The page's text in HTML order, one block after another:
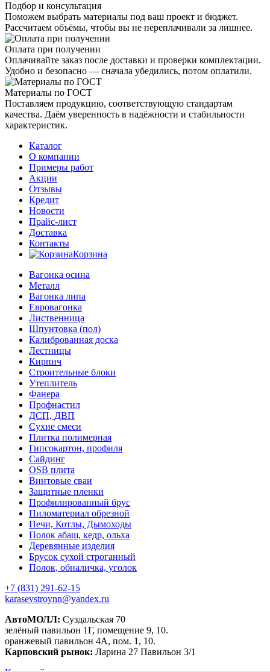
Подбор и консультация
Поможем выбрать материалы под ваш проект и бюджет.
Рассчитаем объёмы, чтобы вы не переплачивали за лишнее.
Оплата при получении
Оплачивайте заказ после доставки и проверки комплектации.
Удобно и безопасно — сначала убедились, потом оплатили.
Материалы по ГОСТ
Поставляем продукцию, соответствующую стандартам
качества. Даём уверенность в надёжности и стабильности
характеристик.
Каталог
О компании
Примеры работ
Акции
Отзывы
Кредит
Новости
Прайс-лист
Доставка
Контакты
Корзина
Вагонка осина
Металл
Вагонка липа
Евровагонка
Лиственница
Шпунтовка (пол)
Калиброванная доска
Лестницы
Кирпич
Строительные блоки
Утеплитель
Фанера
Профнастил
ДСП, ДВП
Сухие смеси
Плитка полимерная
Гипсокартон, профиля
Сайдинг
OSB плита
Винтовые сваи
Защитные пленки
Профилированный брус
Пиломатериал обрезной
Печи, Котлы, Дымоходы
Полок абаш, кедр, ольха
Деревянные изделия
Брусок сухой строганный
Полок, обналичка, уголок
+7 (831) 291-62-15
karasevstroynn@yandex.ru
АвтоМОЛЛ: Суздальская 70
зелёный павильон 1Г, помещение 9, 10.
оранжевый павильон 4А, пом. 1, 10.
Карповский рынок: Ларина 27 Павильон 3/1